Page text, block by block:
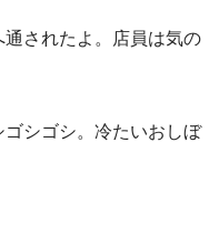
されたよ。店員は気の
シゴシ。冷たいおしぼ